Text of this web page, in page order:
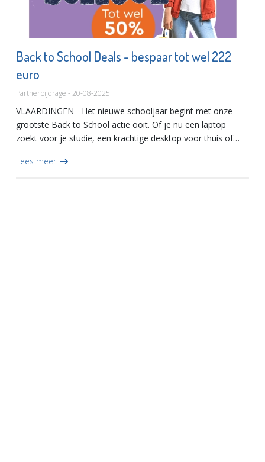
Back to School Deals - bespaar tot wel 222
euro
Partnerbijdrage - 20-08-2025
VLAARDINGEN - Het nieuwe schooljaar begint met onze
grootste Back to School actie ooit. Of je nu een laptop
zoekt voor je studie, een krachtige desktop voor thuis of
moment...
Lees meer